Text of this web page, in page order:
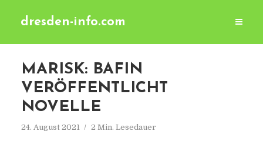
dresden-info.com
MARISK: BAFIN
VERÖFFENTLICHT
NOVELLE
24. August 2021 2 Min. Lesedauer